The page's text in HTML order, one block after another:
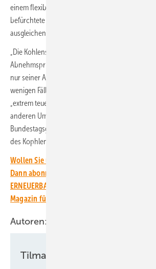
einem flexiblen Standby-Betrieb künftig
befürchtete Stromflauten bei zu wenig Wind und
ausgleichen können.
„Die Kohlenstoffspeicherung ähnelt dem
Abnehmspritzen: Sie nimmt sich nicht der
nur seiner Auswirkungen“, sagte van Vügt. CCS-
wenigen Fällen, in denen sie schon im Einsatz
„extrem teuer und ineffizient“. Greenpeace plant
anderen Umweltschutzorganisationen und
Bundestagsgebäude eine Demonstration gegen
des Kophlenstoffspeichergesetzes.
Wollen Sie über die Energiewende auf dem
Dann abonnieren Sie einfach den
ERNEUERBARE ENERGIEN – dem größten
Magazin für erneuerbare Energien in
Autoren:
Tilman Weber